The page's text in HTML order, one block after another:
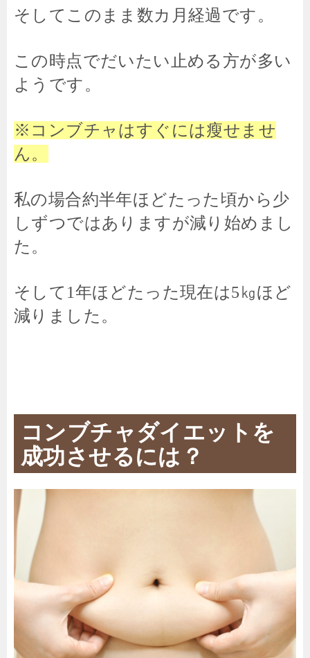
そしてこのまま数カ月経過です。
この時点でだいたい止める方が多い
ようです。
※コンブチャはすぐには瘦せませ
ん。
私の場合約半年ほどたった頃から少
しずつではありますが減り始めまし
た。
そして1年ほどたった現在は5㎏ほど
減りました。
コンブチャダイエットを
成功させるには？